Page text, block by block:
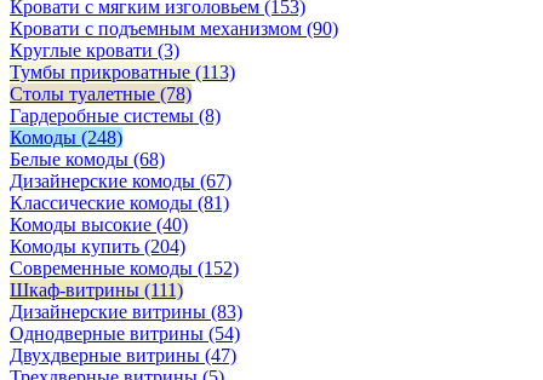
Кровати с мягким изголовьем (153)
Кровати с подъемным механизмом (90)
Круглые кровати (3)
Тумбы прикроватные (113)
Столы туалетные (78)
Гардеробные системы (8)
Комоды (248)
Белые комоды (68)
Дизайнерские комоды (67)
Классические комоды (81)
Комоды высокие (40)
Комоды купить (204)
Современные комоды (152)
Шкаф-витрины (111)
Дизайнерские витрины (83)
Однодверные витрины (54)
Двухдверные витрины (47)